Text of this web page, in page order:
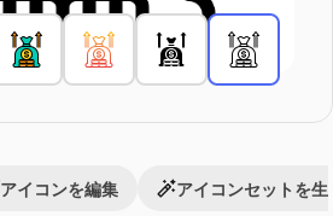
アイコンを編集 アイコンセットを生